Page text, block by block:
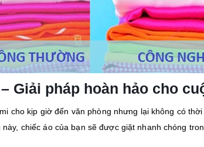
Giải pháp hoàn hảo cho
cho kịp giờ đến văn phòng nhưng lại không có
chiếc áo của bạn sẽ được giặt nhanh chóng